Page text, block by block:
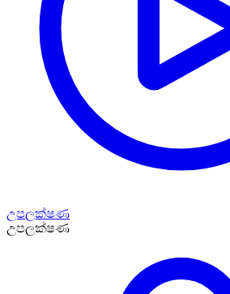
උපලක්ෂණ
උපලක්ෂණ